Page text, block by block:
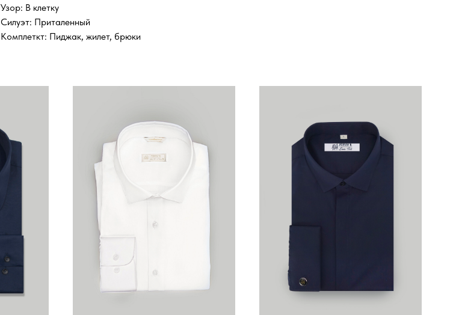
Узор: В клетку
Силуэт: Приталенный
Комплеткт: Пиджак, жилет, брюки